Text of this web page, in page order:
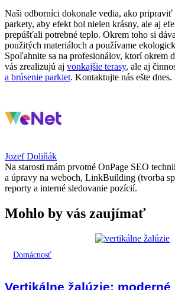
Naši odborníci dokonale vedia, ako
parkety, aby efekt bol nielen krásny, ale aj
prepúšťali potrebné teplo. Okrem toho si
použitých materiáloch a používame
Spoľahnite sa na profesionálov, ktorí okrem
vás zrealizujú aj vonkajšie terasy, ale aj
a brúsenie parkiet. Kontaktujte nás ešte dnes.
Jozef Doliňák
Na starosti mám prvotné OnPage SEO
a úpravy na weboch, LinkBuilding (tvorba
reporty a interné sledovanie pozícií.
Mohlo by vás zaujímať
Domácnosť
Vertikálne žalúzie: moderné